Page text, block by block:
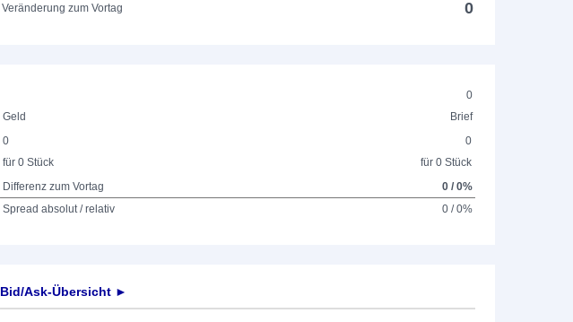
Veränderung zum Vortag 0
0
Geld
Brief
0
für 0 Stück
0
für 0 Stück
Differenz zum Vortag
0 / 0%
Spread absolut / relativ
0 / 0%
Bid/Ask-Übersicht ►